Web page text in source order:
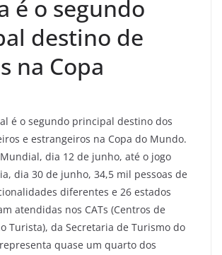
é o segundo
destino de
na Copa
é o segundo principal destino dos
e estrangeiros na Copa do Mundo.
dia 12 de junho, até o jogo
dia 30 de junho, 34,5 mil pessoas de
diferentes e 26 estados
atendidas nos CATs (Centros de
Turista), da Secretaria de Turismo do
quase um quarto dos